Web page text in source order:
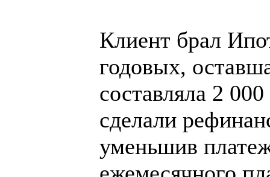
Клиент брал
годовых,
составляла 2
сделали
уменьшив